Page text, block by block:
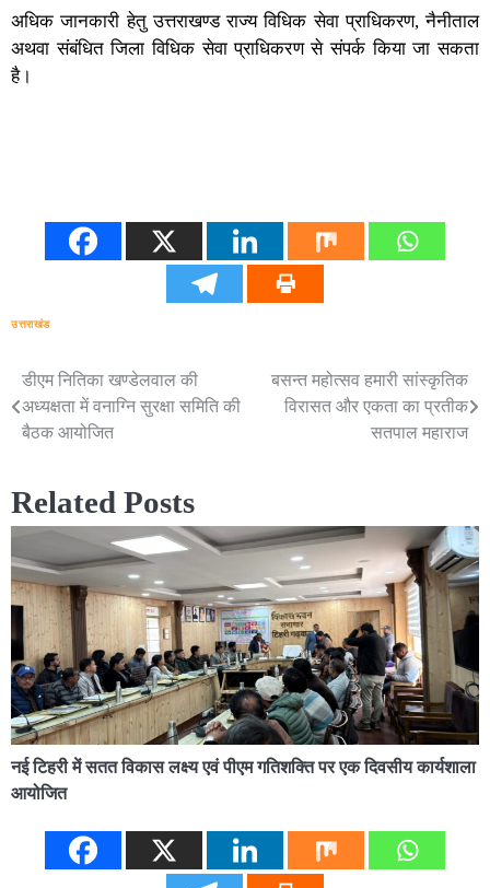
अधिक जानकारी हेतु उत्तराखण्ड राज्य विधिक सेवा प्राधिकरण, नैनीताल
अथवा संबंधित जिला विधिक सेवा प्राधिकरण से संपर्क किया जा सकता
है।
उत्तराखंड
Post
navigation
डीएम नितिका खण्डेलवाल की
अध्यक्षता में वनाग्नि सुरक्षा समिति की
बैठक आयोजित
बसन्त महोत्सव हमारी सांस्कृतिक
विरासत और एकता का प्रतीक
सतपाल महाराज
Related Posts
नई टिहरी में सतत विकास लक्ष्य एवं पीएम गतिशक्ति पर एक दिवसीय कार्यशाला
आयोजित